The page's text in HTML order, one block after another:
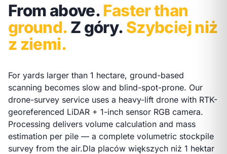
From above.Faster than
ground. Z góry. Szybciej niż
z ziemi.
For yards larger than 1 hectare, ground-based
scanning becomes slow and blind-spot-prone. Our
drone-survey service uses a heavy-lift drone with RTK-
georeferenced LiDAR + 1-inch sensor RGB camera.
Processing delivers volume calculation and mass
estimation per pile — a complete volumetric stockpile
survey from the air.Dla placów większych niż 1 hektar